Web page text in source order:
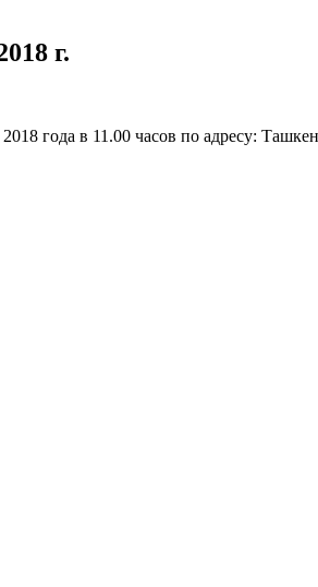
г.
года в 11.00 часов по адресу: